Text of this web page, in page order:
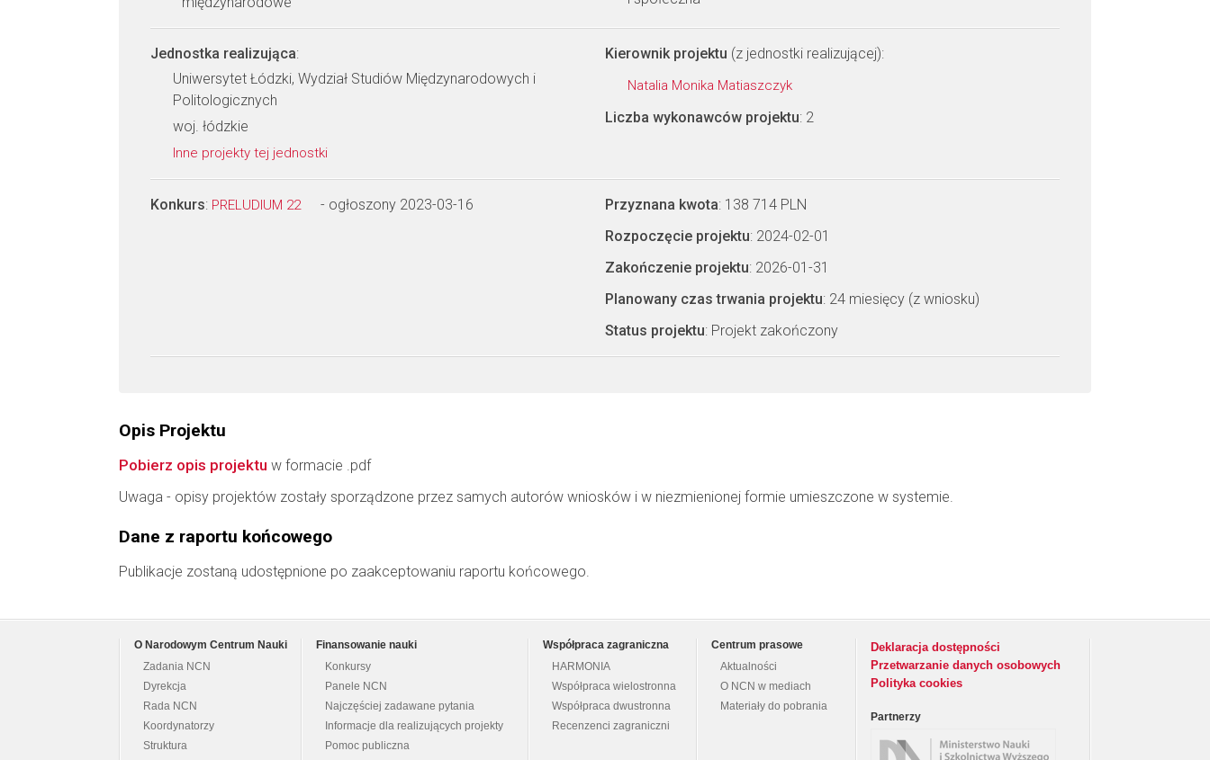
Jednostka realizująca:
Uniwersytet Łódzki, Wydział Studiów Międzynarodowych i
Politologicznych
woj. łódzkie
Inne projekty tej jednostki
Kierownik projektu (z jednostki realizującej):
Natalia Monika Matiaszczyk
Liczba wykonawców projektu: 2
Konkurs: PRELUDIUM 22 - ogłoszony 2023-03-16 Przyznana kwota: 138 714 PLN
Rozpoczęcie projektu: 2024-02-01
Zakończenie projektu: 2026-01-31
Planowany czas trwania projektu: 24 miesięcy (z wniosku)
Status projektu: Projekt zakończony
Opis Projektu
Pobierz opis projektu w formacie .pdf
Uwaga - opisy projektów zostały sporządzone przez samych autorów wniosków i w niezmienionej formie umieszczone w systemie.
Dane z raportu końcowego
Publikacje zostaną udostępnione po zaakceptowaniu raportu końcowego.
O Narodowym Centrum Nauki
Zadania NCN
Dyrekcja
Rada NCN
Koordynatorzy
Struktura
Finansowanie nauki
Konkursy
Panele NCN
Najczęściej zadawane pytania
Informacje dla realizujących projekty
Pomoc publiczna
Współpraca zagraniczna
HARMONIA
Współpraca wielostronna
Współpraca dwustronna
Recenzenci zagraniczni
Centrum prasowe
Aktualności
O NCN w mediach
Materiały do pobrania
Deklaracja dostępności
Przetwarzanie danych osobowych
Polityka cookies
Partnerzy